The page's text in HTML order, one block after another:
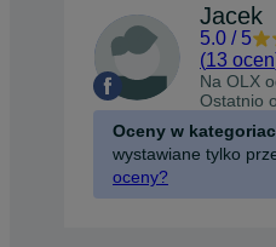
Jacek
5.0 / 5
(13 ocen
Na OLX
Ostatnio
Oceny w
wystawiane tylko
oceny?